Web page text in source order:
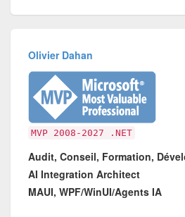
Olivier Dahan
MVP 2008-2027 .NET
Audit, Conseil, Formation,
AI Integration Architect
MAUI, WPF/WinUI/Agents IA